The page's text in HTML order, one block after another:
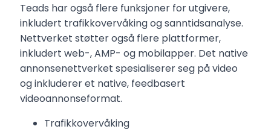
Teads har også flere funksjoner for utgivere,
inkludert trafikkovervåking og sanntidsanalyse.
Nettverket støtter også flere plattformer,
inkludert web-, AMP- og mobilapper. Det native
annonsenettverket spesialiserer seg på video
og inkluderer et native, feedbasert
videoannonseformat.
Trafikkovervåking